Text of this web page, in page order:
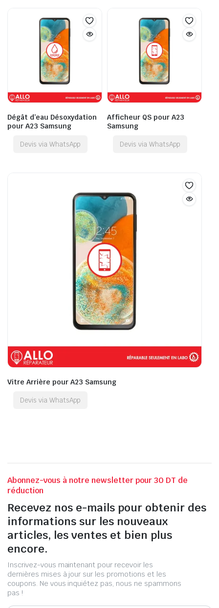
Dégât d’eau Désoxydation
pour A23 Samsung
Devis via WhatsApp
Afficheur QS pour A23
Samsung
Devis via WhatsApp
Vitre Arrière pour A23 Samsung
Devis via WhatsApp
Abonnez-vous à notre newsletter pour 30 DT de
réduction
Recevez nos e-mails pour obtenir des
informations sur les nouveaux
articles, les ventes et bien plus
encore.
Inscrivez-vous maintenant pour recevoir les
dernières mises à jour sur les promotions et les
coupons. Ne vous inquiétez pas, nous ne spammons
pas !